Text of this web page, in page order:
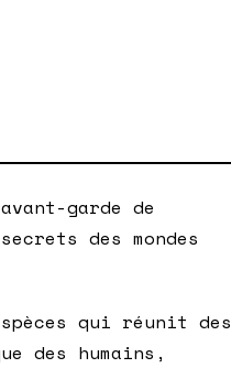
garde de
des mondes
qui réunit des
des humains,